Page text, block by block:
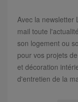
Avec la newsletter
mail toute
son logement ou
pour vos projets
et décoration
d'entretien de la